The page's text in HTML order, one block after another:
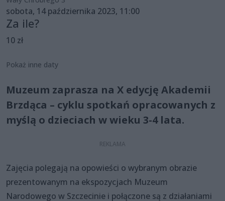
sobota, 14 października 2023, 11:00
Za ile?
10 zł
Pokaż inne daty
Muzeum zaprasza na X edycję Akademii
Brzdąca – cyklu spotkań opracowanych z
myślą o dzieciach w wieku 3-4 lata.
Zajęcia polegają na opowieści o wybranym obrazie
prezentowanym na ekspozycjach Muzeum
Narodowego w Szczecinie i połączone są z działaniami